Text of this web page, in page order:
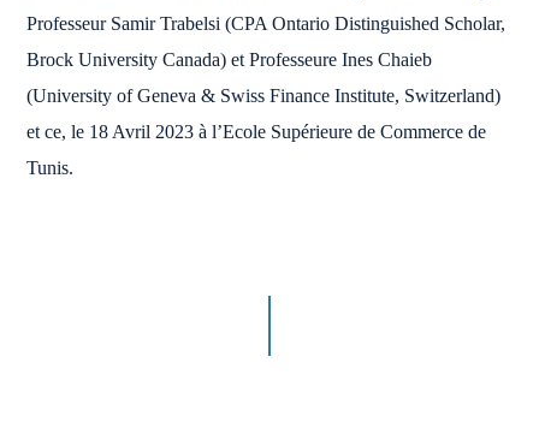
Professeur Samir Trabelsi (CPA Ontario Distinguished Scholar,
Brock University Canada) et Professeure Ines Chaieb
(University of Geneva & Swiss Finance Institute, Switzerland)
et ce, le 18 Avril 2023 à l’Ecole Supérieure de Commerce de
Tunis.